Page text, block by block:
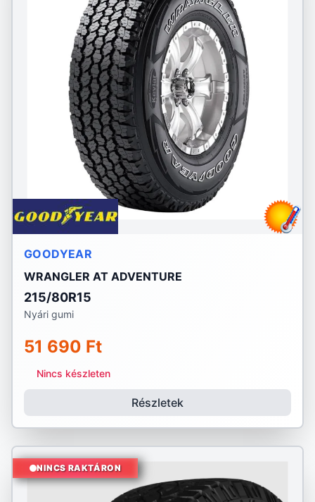
GOODYEAR
WRANGLER AT ADVENTURE
215/80R15
Nyári gumi
51 690 Ft
Nincs készleten
Részletek
NINCS RAKTÁRON